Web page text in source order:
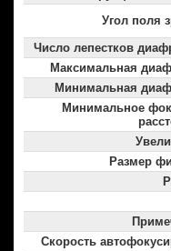
Угол поля
Число лепестков
Максимальная
Минимальная
Минимальное
Размер
Скорость